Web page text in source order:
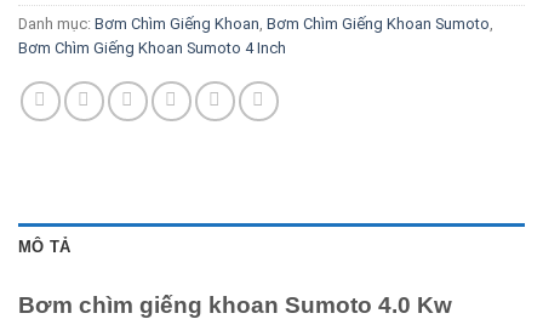
Danh mục: Bơm Chìm Giếng Khoan Bơm Chìm Giếng Khoan Sumoto
Bơm Chìm Giếng Khoan Sumoto 4 Inch
MÔ TẢ
Bơm chìm giếng khoan Sumoto 4.0 Kw